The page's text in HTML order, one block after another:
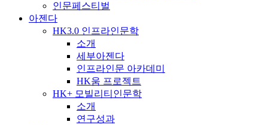
인문페스티벌
아젠다
HK3.0 인프라인문학
소개
세부아젠다
인프라인문 아카데미
HK움 프로젝트
HK+ 모빌리티인문학
소개
연구성과